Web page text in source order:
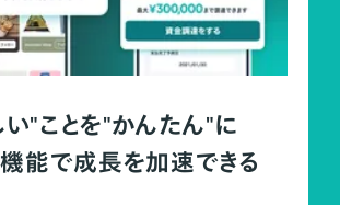
い"ことを"かんたん"に
能で成長を加速できる